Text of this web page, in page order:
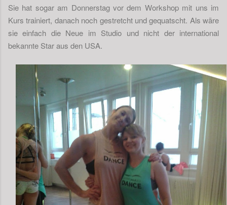
Sie hat sogar am Donnerstag vor dem Workshop mit uns im
Kurs trainiert, danach noch gestretcht und gequatscht. Als wäre
sie einfach die Neue im Studio und nicht der international
bekannte Star aus den USA.